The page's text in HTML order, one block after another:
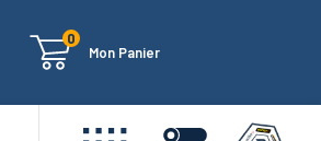
0
Mon Panier